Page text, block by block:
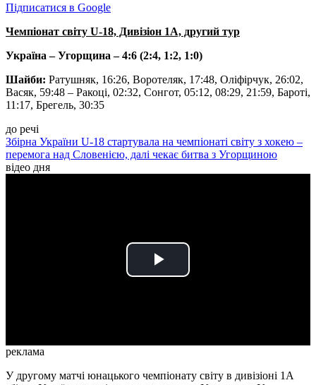
Підписатися в Google
Чемпіонат світу U-18, Дивізіон 1А, другий тур
Україна – Угорщина – 4:6 (2:4, 1:2, 1:0)
Шайби: Ратушняк, 16:26, Воротеляк, 17:48, Оліфірчук, 26:02,
Васяк, 59:48 – Ракоці, 02:32, Сонгот, 05:12, 08:29, 21:59, Бароті,
11:17, Брегель, 30:35
до речі
Збірна України U-18 стартувала на чемпіонаті світу з хокею –
перемога над Словенією, далі чекає битва з Угорщиною
відео дня
Play
реклама
У другому матчі юнацького чемпіонату світу в дивізіоні 1А